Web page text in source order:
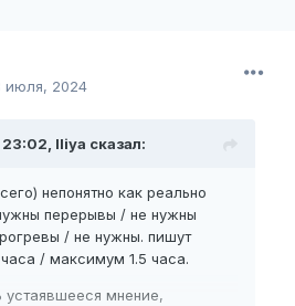
июля, 2024
Iliya сказал:
непонятно как реально
перерывы / не нужны
/ не нужны. пишут
/ максимум 1.5 часа.
мнение,